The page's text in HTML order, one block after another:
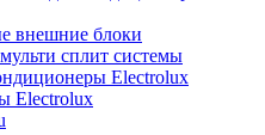
внешние блоки
сплит системы
Electrolux
Electrolux